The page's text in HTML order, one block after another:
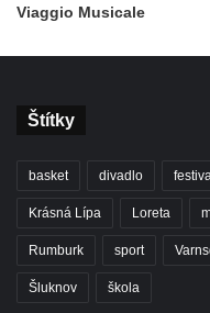
Viaggio Musicale
Štítky
basket divadlo
Krásná Lípa Loreta
Rumburk sport
Šluknov škola